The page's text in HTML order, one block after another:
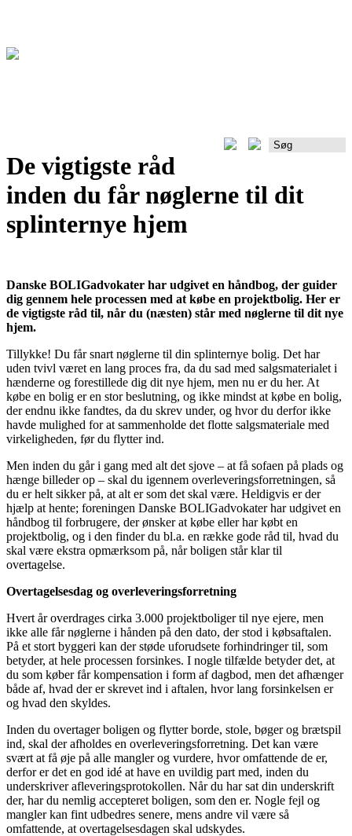
De vigtigste råd
inden du får nøglerne til dit
splinternye hjem
Danske BOLIGadvokater har udgivet en håndbog, der guider
dig gennem hele processen med at købe en projektbolig. Her er
de vigtigste råd til, når du (næsten) står med nøglerne til dit nye
hjem.
Tillykke! Du får snart nøglerne til din splinternye bolig. Det har
uden tvivl været en lang proces fra, da du sad med salgsmaterialet i
hænderne og forestillede dig dit nye hjem, men nu er du her. At
købe en bolig er en stor beslutning, og ikke mindst at købe en bolig,
der endnu ikke fandtes, da du skrev under, og hvor du derfor ikke
havde mulighed for at sammenholde det flotte salgsmateriale med
virkeligheden, før du flytter ind.
Men inden du går i gang med alt det sjove – at få sofaen på plads og
hænge billeder op – skal du igennem overleveringsforretningen, så
du er helt sikker på, at alt er som det skal være. Heldigvis er der
hjælp at hente; foreningen Danske BOLIGadvokater har udgivet en
håndbog til forbrugere, der ønsker at købe eller har købt en
projektbolig, og i den finder du bl.a. en række gode råd til, hvad du
skal være ekstra opmærksom på, når boligen står klar til
overtagelse.
Overtagelsesdag og overleveringsforretning
Hvert år overdrages cirka 3.000 projektboliger til nye ejere, men
ikke alle får nøglerne i hånden på den dato, der stod i købsaftalen.
På et stort byggeri kan der støde uforudsete forhindringer til, som
betyder, at hele processen forsinkes. I nogle tilfælde betyder det, at
du som køber får kompensation i form af dagbod, men det afhænger
både af, hvad der er skrevet ind i aftalen, hvor lang forsinkelsen er
og hvad den skyldes.
Inden du overtager boligen og flytter borde, stole, bøger og brætspil
ind, skal der afholdes en overleveringsforretning. Det kan være
svært at få øje på alle mangler og vurdere, hvor omfattende de er,
derfor er det en god idé at have en uvildig part med, inden du
underskriver afleveringsprotokollen. Når du har sat din underskrift
der, har du nemlig accepteret boligen, som den er. Nogle fejl og
mangler kan fint udbedres senere, mens andre vil være så
omfattende, at overtagelsesdagen skal udskydes.